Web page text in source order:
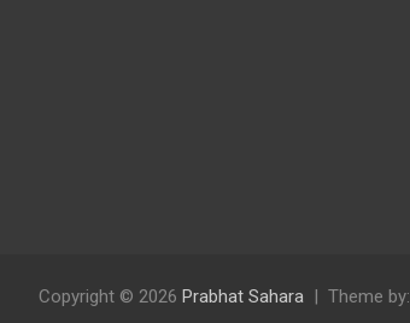
Copyright © 2026 Prabhat Sahara Theme by: